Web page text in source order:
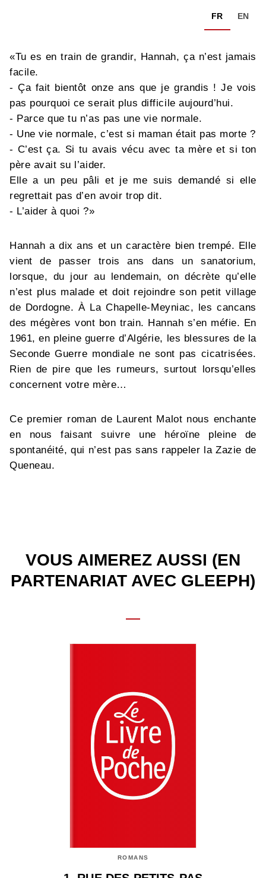
FR EN
«Tu es en train de grandir, Hannah, ça n’est jamais
facile.
- Ça fait bientôt onze ans que je grandis ! Je vois
pas pourquoi ce serait plus difficile aujourd’hui.
- Parce que tu n’as pas une vie normale.
- Une vie normale, c’est si maman était pas morte ?
- C’est ça. Si tu avais vécu avec ta mère et si ton
père avait su l’aider.
Elle a un peu pâli et je me suis demandé si elle
regrettait pas d’en avoir trop dit.
- L’aider à quoi ?»
Hannah a dix ans et un caractère bien trempé. Elle
vient de passer trois ans dans un sanatorium,
lorsque, du jour au lendemain, on décrète qu’elle
n’est plus malade et doit rejoindre son petit village
de Dordogne. À La Chapelle-Meyniac, les cancans
des mégères vont bon train. Hannah s’en méfie. En
1961, en pleine guerre d’Algérie, les blessures de la
Seconde Guerre mondiale ne sont pas cicatrisées.
Rien de pire que les rumeurs, surtout lorsqu’elles
concernent votre mère…
Ce premier roman de Laurent Malot nous enchante
en nous faisant suivre une héroïne pleine de
spontanéité, qui n’est pas sans rappeler la Zazie de
Queneau.
VOUS AIMEREZ AUSSI (EN
PARTENARIAT AVEC GLEEPH)
ROMANS